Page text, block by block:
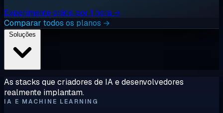
Experimente grátis por 1 hora →
Comparar todos os planos →
As stacks que criadores de IA e desenvolvedores
realmente implantam.
IA E MACHINE LEARNING